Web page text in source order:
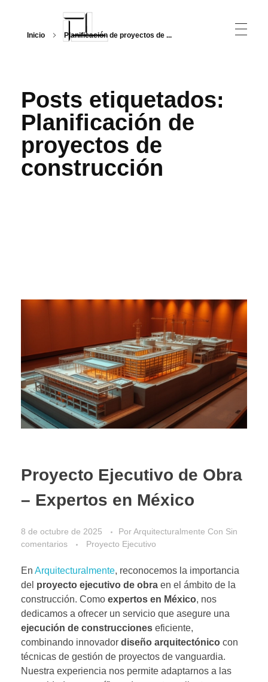
Inicio Planificación de proyectos de ...
Posts etiquetados:
Planificación de
proyectos de
construcción
Proyecto Ejecutivo de Obra
– Expertos en México
8 de octubre de 2025 PorArquitecturalmente Con Sin
comentarios
Proyecto Ejecutivo
En Arquitecturalmente, reconocemos la importancia
del proyecto ejecutivo de obra en el ámbito de la
construcción. Como expertos en México, nos
dedicamos a ofrecer un servicio que asegure una
ejecución de construcciones eficiente,
combinando innovador diseño arquitectónico con
técnicas de gestión de proyectos de vanguardia.
Nuestra experiencia nos permite adaptarnos a las